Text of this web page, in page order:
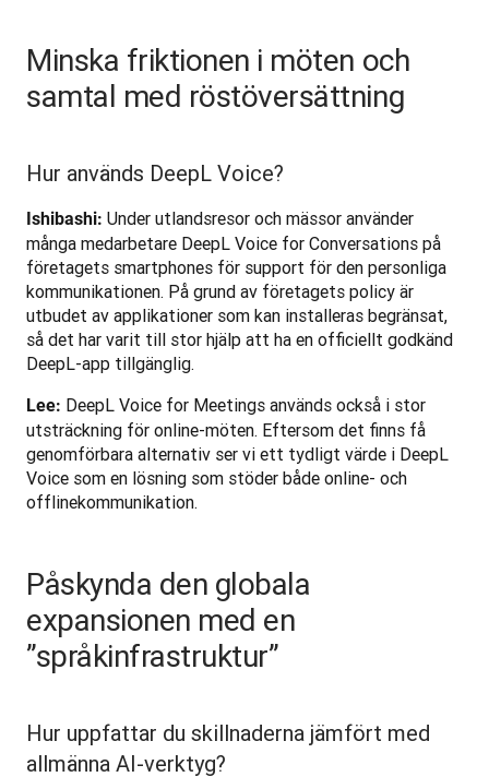
Minska friktionen i möten och
samtal med röstöversättning
Hur används DeepL Voice?
Ishibashi: Under utlandsresor och mässor använder
många medarbetare DeepL Voice for Conversations på
företagets smartphones för support för den personliga
kommunikationen. På grund av företagets policy är
utbudet av applikationer som kan installeras begränsat,
så det har varit till stor hjälp att ha en officiellt godkänd
DeepL-app tillgänglig.
Lee: DeepL Voice for Meetings används också i stor
utsträckning för online-möten. Eftersom det finns få
genomförbara alternativ ser vi ett tydligt värde i DeepL
Voice som en lösning som stöder både online- och
offlinekommunikation.
Påskynda den globala
expansionen med en
”språkinfrastruktur”
Hur uppfattar du skillnaderna jämfört med
allmänna AI-verktyg?